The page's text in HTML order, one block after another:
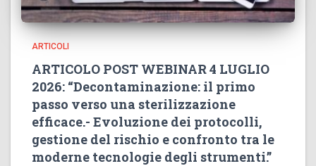
ARTICOLI
ARTICOLO POST WEBINAR 4 LUGLIO
2026: “Decontaminazione: il primo
passo verso una sterilizzazione
efficace.- Evoluzione dei protocolli,
gestione del rischio e confronto tra le
moderne tecnologie degli strumenti.”